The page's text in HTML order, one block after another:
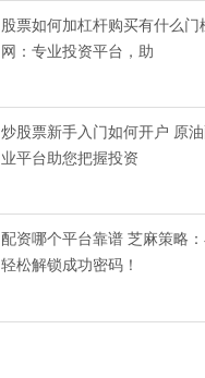
股票如何加杠杆购买有什么门
网：专业投资平台，助
炒股票新手入门如何开户 原
业平台助您把握投资
配资哪个平台靠谱 芝麻策略
轻松解锁成功密码！